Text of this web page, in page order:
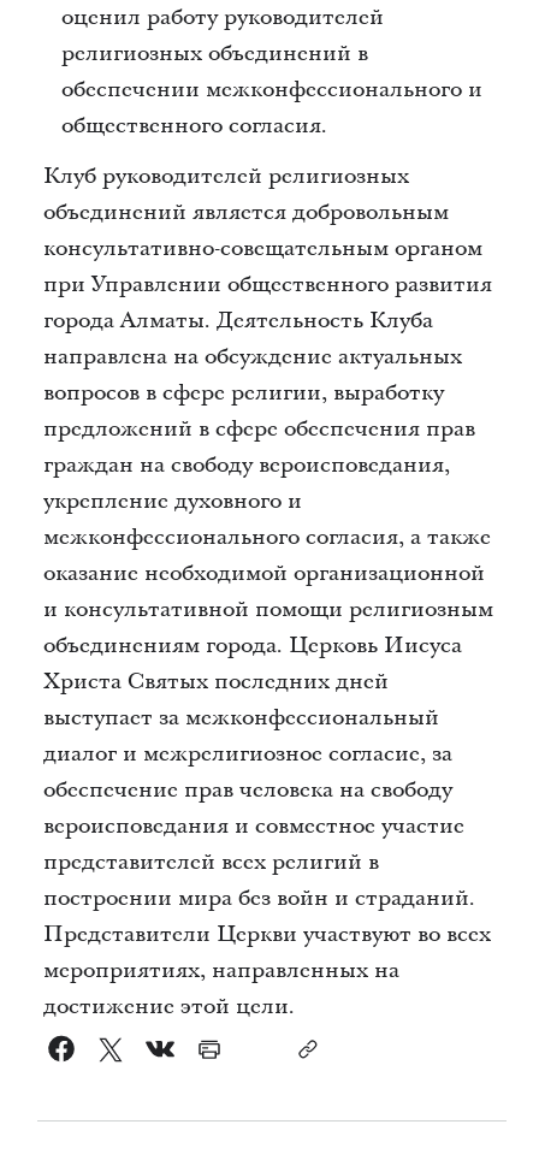
оценил работу руководителей
религиозных объединений в
обеспечении межконфессионального и
общественного согласия.
Клуб руководителей религиозных
объединений является добровольным
консультативно-совещательным органом
при Управлении общественного развития
города Алматы. Деятельность Клуба
направлена на обсуждение актуальных
вопросов в сфере религии, выработку
предложений в сфере обеспечения прав
граждан на свободу вероисповедания,
укрепление духовного и
межконфессионального согласия, а также
оказание необходимой организационной
и консультативной помощи религиозным
объединениям города. Церковь Иисуса
Христа Святых последних дней
выступает за межконфессиональный
диалог и межрелигиозное согласие, за
обеспечение прав человека на свободу
вероисповедания и совместное участие
представителей всех религий в
построении мира без войн и страданий.
Представители Церкви участвуют во всех
мероприятиях, направленных на
достижение этой цели.